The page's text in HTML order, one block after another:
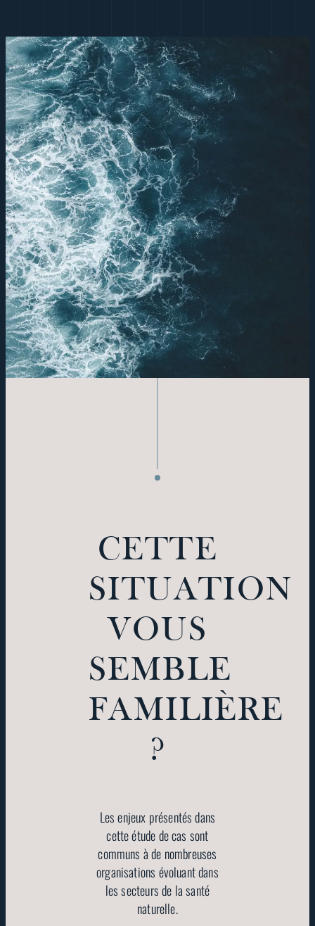
CETTE
SITUATION
VOUS
SEMBLE
FAMILIÈRE
?
Les enjeux présentés dans
cette étude de cas sont
communs à de nombreuses
organisations évoluant dans
les secteurs de la santé
naturelle.